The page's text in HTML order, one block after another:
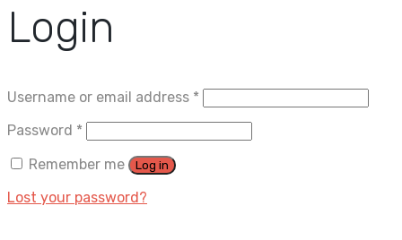
Login
Username or email address *
Password *
Remember me
Log in
Lost your password?